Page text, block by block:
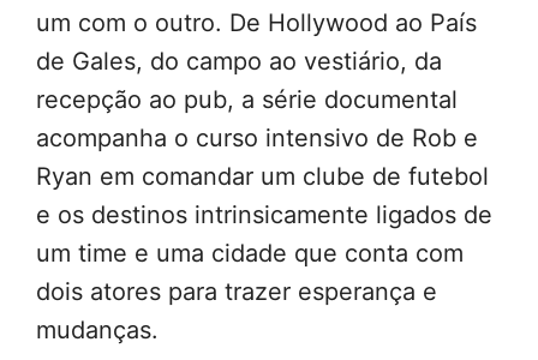
um com o outro. De Hollywood ao País
de Gales, do campo ao vestiário, da
recepção ao pub, a série documental
acompanha o curso intensivo de Rob e
Ryan em comandar um clube de futebol
e os destinos intrinsicamente ligados de
um time e uma cidade que conta com
dois atores para trazer esperança e
mudanças.